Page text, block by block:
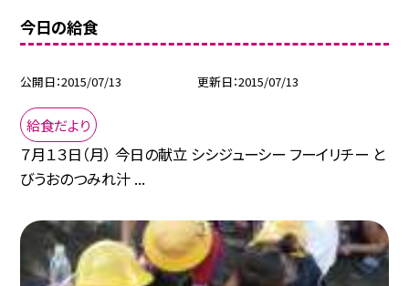
今日の給食
公開日 2015/07/13 更新日 2015/07/13
給食だより
７月１３日（月） 今日の献立 シシジューシー フーイリチー と
びうおのつみれ汁 ...